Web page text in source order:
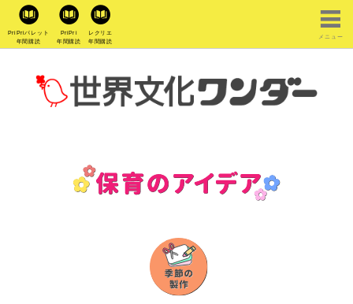
PriPriパレット
年間購読
PriPri
年間購読
レクリエ
年間購読
メニュー